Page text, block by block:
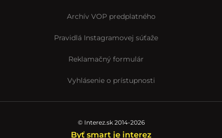
Archív VOP predplatného
Pravidlá Instagramovej súťaže
Reklamačný formulár
Vyhlásenie o prístupnosti
© Interez.sk 2014-2026
Byť smart je interez